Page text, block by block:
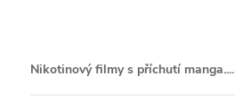
Nikotinový filmy s příchutí manga....